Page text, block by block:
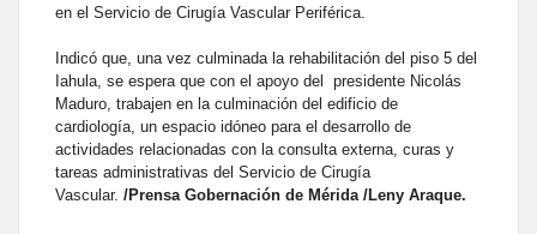
en el Servicio de Cirugía Vascular Periférica.
Indicó que, una vez culminada la rehabilitación del piso 5 del
Iahula, se espera que con el apoyo del presidente Nicolás
Maduro, trabajen en la culminación del edificio de
cardiología, un espacio idóneo para el desarrollo de
actividades relacionadas con la consulta externa, curas y
tareas administrativas del Servicio de Cirugía
Vascular. /Prensa Gobernación de Mérida /Leny Araque.